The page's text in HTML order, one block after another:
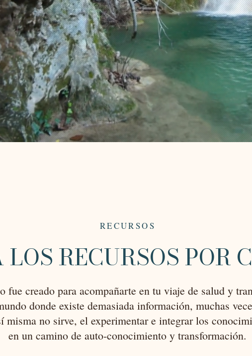
RECURSOS
RECURSOS POR
fue creado para acompañarte en tu viaje de salud y
donde existe demasiada información, muchas
misma no sirve, el experimentar e integrar los
en un camino de auto-conocimiento y transformación.